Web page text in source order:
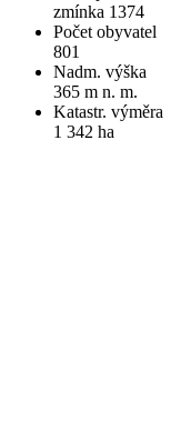
zmínka 1374
Počet obyvatel
801
Nadm. výška
365 m n. m.
Katastr. výměra
1 342 ha